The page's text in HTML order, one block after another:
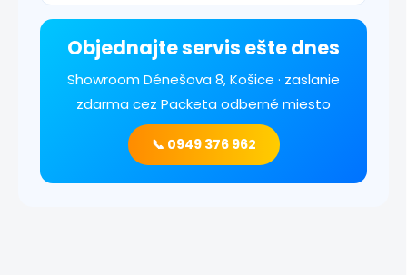
Objednajte servis ešte dnes
Showroom Dénešova 8, Košice · zaslanie
zdarma cez Packeta odberné miesto
📞 0949 376 962